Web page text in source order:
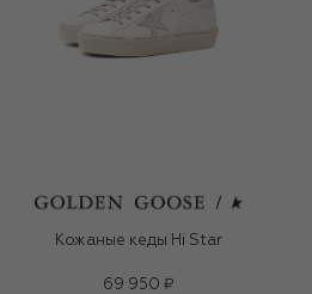
Кожаные кеды Hi Star
69 950 ₽